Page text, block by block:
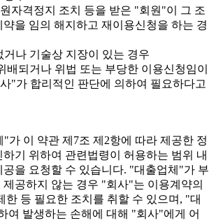
자격정지 조치 등을 받은 "회원"이 그 조
을 임의 해지하고 재이용신청을 하는 경
거나 기술상 지장이 있는 경우
배되거나 위법 또는 부당한 이용신청임이
"가 합리적인 판단에 의하여 필요하다고
가 이 약관 제7조 제2항에 따라 제공한 정
하기 위하여 관련법령이 허용하는 범위 내
공을 요청할 수 있습니다. "대출업체"가 부
공하지 않는 경우 "회사"는 이용계약의
한 등 필요한 조치를 취할 수 있으며, "대
여 발생하는 손해에 대해 "회사"에게 어